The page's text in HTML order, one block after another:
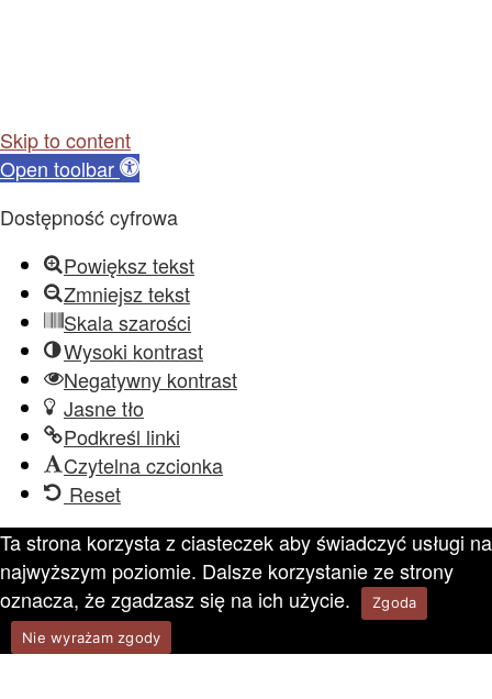
Skip to content
Open toolbar
Dostępność cyfrowa
Powiększ tekst
Zmniejsz tekst
Skala szarości
Wysoki kontrast
Negatywny kontrast
Jasne tło
Podkreśl linki
Czytelna czcionka
Reset
Ta strona korzysta z ciasteczek aby świadczyć usługi na
najwyższym poziomie. Dalsze korzystanie ze strony
oznacza, że zgadzasz się na ich użycie.
Zgoda
Nie wyrażam zgody